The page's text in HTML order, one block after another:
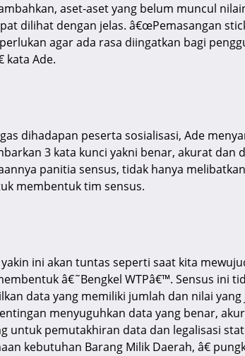
aset-aset yang belum muncul
dilihat dengan jelas. â€œPemasangan
agar ada rasa diingatkan bagi
kata Ade.
dihadapan peserta sosialisasi, Ade
3 kata kunci yakni benar, akurat dan
panitia sensus, tidak hanya
membentuk tim sensus.
ini akan tuntas seperti saat kita
â€˜Bengkel WTPâ€™. Sensus ini
data yang memiliki jumlah dan nilai
menyuguhkan data yang benar,
untuk pemutakhiran data dan legalisasi
kebutuhan Barang Milik Daerah, â€